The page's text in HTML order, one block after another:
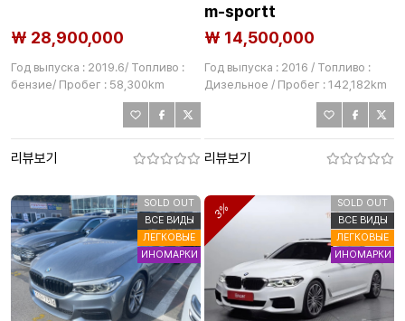
₩ 28,900,000
Год выпуска : 2019.6/ Топливо :
бензие/ Пробег : 58,300km
리뷰보기
m-sportt
₩ 14,500,000
Год выпуска : 2016 / Топливо :
Дизельное / Пробег : 142,182km
리뷰보기
SOLD OUT
ВСЕ ВИДЫ
ЛЕГКОВЫЕ
ИНОМАРКИ
SOLD OUT
ВСЕ ВИДЫ
ЛЕГКОВЫЕ
ИНОМАРКИ
3%